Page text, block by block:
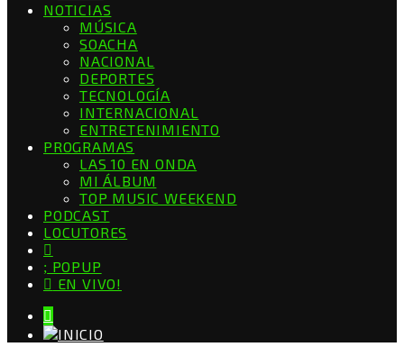
NOTICIAS
MÚSICA
SOACHA
NACIONAL
DEPORTES
TECNOLOGÍA
INTERNACIONAL
ENTRETENIMIENTO
PROGRAMAS
LAS 10 EN ONDA
MI ÁLBUM
TOP MUSIC WEEKEND
PODCAST
LOCUTORES
POPUP
EN VIVO!